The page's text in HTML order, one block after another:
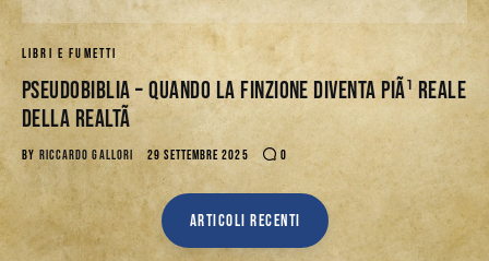
LIBRI E FUMETTI
Pseudobiblia – Quando la Finzione Diventa PiÃ¹ Reale
della RealtÃ
BY RICCARDO GALLORI 29 SETTEMBRE 2025 0
ARTICOLI RECENTI